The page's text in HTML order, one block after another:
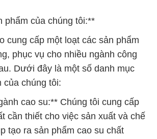
phẩm của chúng tôi:**
cung cấp một loạt các sản phẩm
phục vụ cho nhiều ngành công
Dưới đây là một số danh mục
của chúng tôi:
cao su:** Chúng tôi cung cấp
cần thiết cho việc sản xuất và chế
tạo ra sản phẩm cao su chất